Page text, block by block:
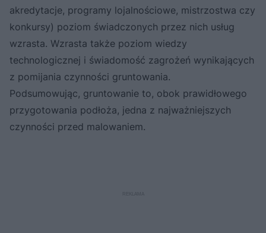
akredytacje, programy lojalnościowe, mistrzostwa czy
konkursy) poziom świadczonych przez nich usług
wzrasta. Wzrasta także poziom wiedzy
technologicznej i świadomość zagrożeń wynikających
z pomijania czynności gruntowania.
Podsumowując, gruntowanie to, obok prawidłowego
przygotowania podłoża, jedna z najważniejszych
czynności przed malowaniem.